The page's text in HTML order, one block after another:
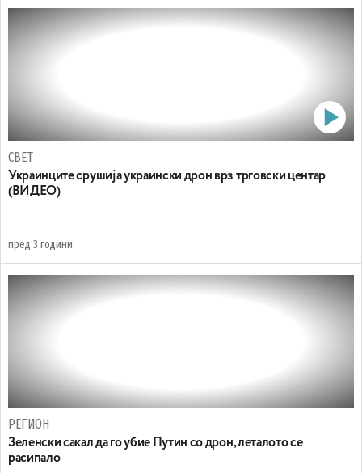
СВЕТ
Украинците срушија украински дрон врз трговски центар
(ВИДЕО)
пред 3 години
РЕГИОН
Зеленски сакал да го убие Путин со дрон, леталото се
расипало